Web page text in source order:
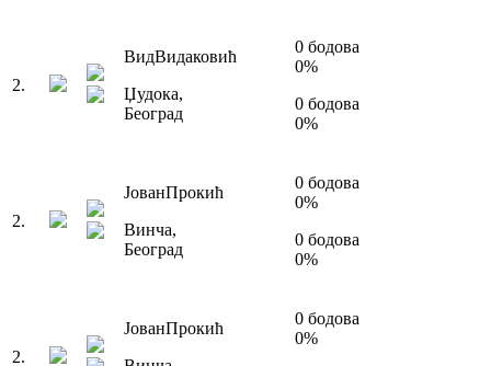
2.
ВидВидаковић
Џудока,
Београд
0 бодова
0%
0 бодова
0%
2.
ЈованПрокић
Винча,
Београд
0 бодова
0%
0 бодова
0%
2.
ЈованПрокић
0 бодова
0%